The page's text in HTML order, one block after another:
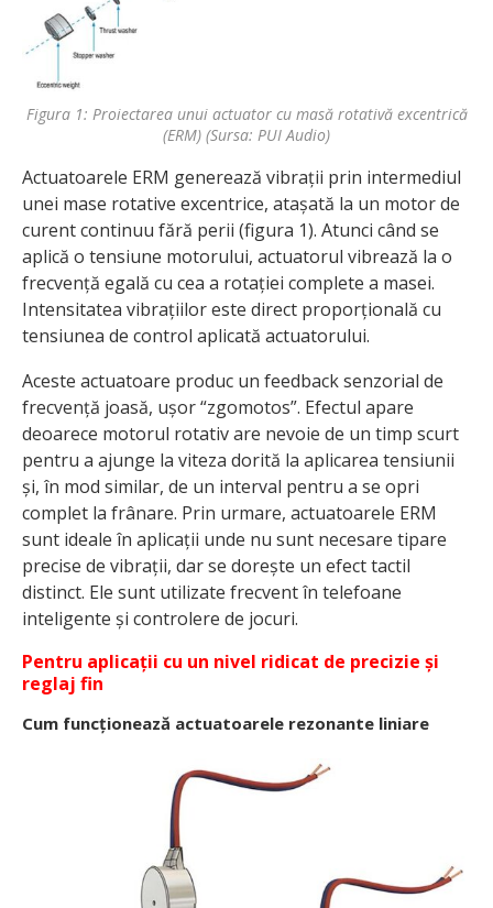
Figura 1: Proiectarea unui actuator cu masă rotativă excentrică
(ERM) (Sursa: PUI Audio)
Actuatoarele ERM generează vibrații prin intermediul
unei mase rotative excentrice, atașată la un motor de
curent continuu fără perii (figura 1). Atunci când se
aplică o tensiune motorului, actuatorul vibrează la o
frecvență egală cu cea a rotației complete a masei.
Intensitatea vibrațiilor este direct proporțională cu
tensiunea de control aplicată actuatorului.
Aceste actuatoare produc un feedback senzorial de
frecvență joasă, ușor “zgomotos”. Efectul apare
deoarece motorul rotativ are nevoie de un timp scurt
pentru a ajunge la viteza dorită la aplicarea tensiunii
și, în mod similar, de un interval pentru a se opri
complet la frânare. Prin urmare, actuatoarele ERM
sunt ideale în aplicații unde nu sunt necesare tipare
precise de vibrații, dar se dorește un efect tactil
distinct. Ele sunt utilizate frecvent în telefoane
inteligente și controlere de jocuri.
Pentru aplicații cu un nivel ridicat de precizie și
reglaj fin
Cum funcționează actuatoarele rezonante liniare